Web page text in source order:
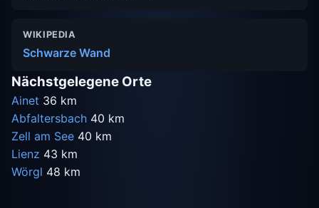
WIKIPEDIA
Schwarze Wand
Nächstgelegene Orte
Ainet 36 km
Abfaltersbach 40 km
Zell am See 40 km
Lienz 43 km
Wörgl 48 km